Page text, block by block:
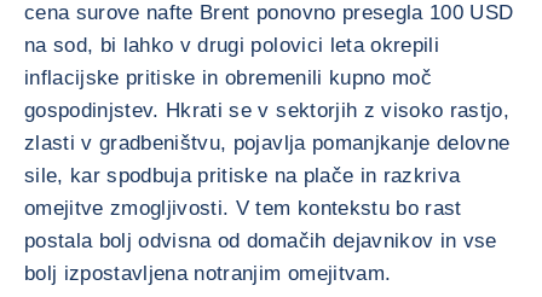
cena surove nafte Brent ponovno presegla 100 USD
na sod, bi lahko v drugi polovici leta okrepili
inflacijske pritiske in obremenili kupno moč
gospodinjstev. Hkrati se v sektorjih z visoko rastjo,
zlasti v gradbeništvu, pojavlja pomanjkanje delovne
sile, kar spodbuja pritiske na plače in razkriva
omejitve zmogljivosti. V tem kontekstu bo rast
postala bolj odvisna od domačih dejavnikov in vse
bolj izpostavljena notranjim omejitvam.